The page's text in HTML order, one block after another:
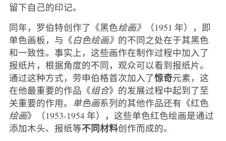
留下自己的印记。
同年，罗伯特创作了《黑色绘画》
（1951 年），即
单色画板，与《白色绘画》 的不同之处在于其黑色
和一致性。事实上，这些画作在制作过程中加入了
报纸片，根据角度的不同，观众可以看到报纸片。
通过这种方式，劳申伯格首次加入了惊奇元素，这
在他最重要的作品《组合》的发展过程中起到了至
关重要的作用。 单色画系列的其他作品还有《红色
绘画》（1953-1954 年），这些单色红色绘画是通过
添加木头、报纸等不同材料创作而成的。